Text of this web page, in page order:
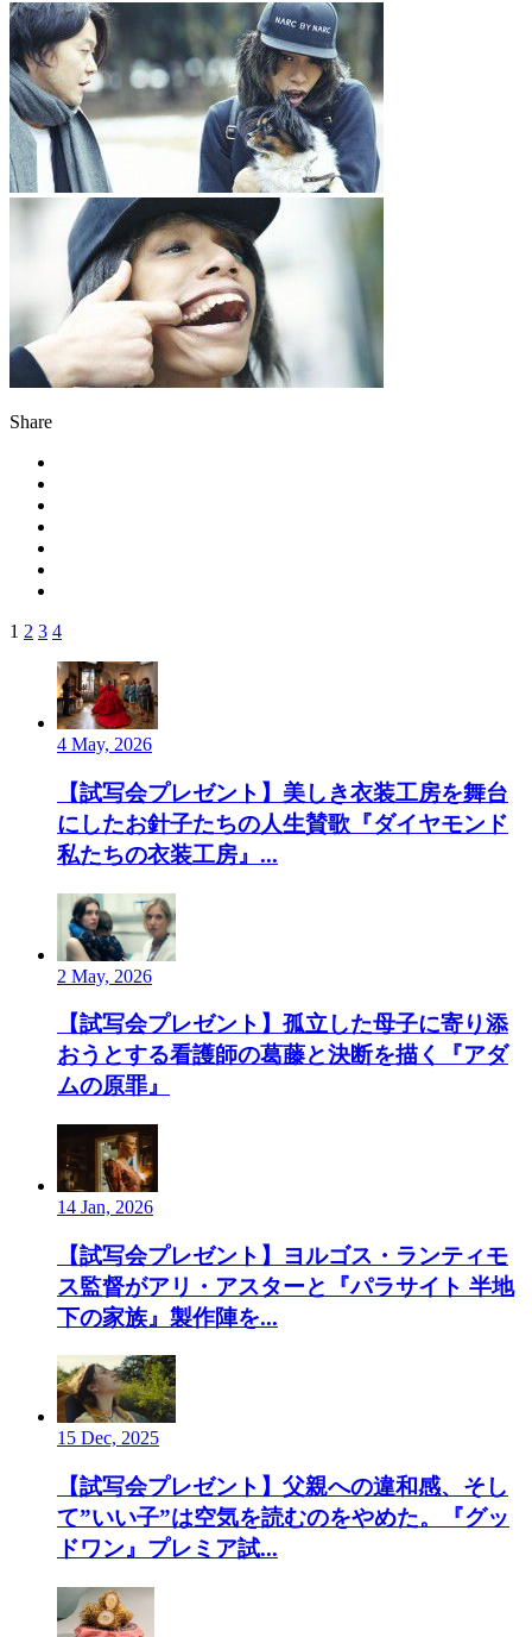
Share
1 2 3 4
4 May, 2026
【試写会プレゼント】美しき衣装工房を舞台
にしたお針子たちの人生賛歌『ダイヤモンド
私たちの衣装工房』...
2 May, 2026
【試写会プレゼント】孤立した母子に寄り添
おうとする看護師の葛藤と決断を描く『アダ
ムの原罪』
14 Jan, 2026
【試写会プレゼント】ヨルゴス・ランティモ
ス監督がアリ・アスターと『パラサイト 半地
下の家族』製作陣を...
15 Dec, 2025
【試写会プレゼント】父親への違和感、そし
て”いい子”は空気を読むのをやめた。『グッ
ドワン』プレミア試...